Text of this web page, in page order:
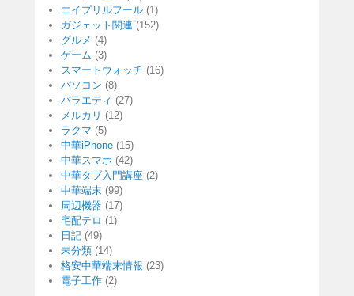
エイプリルフール (1)
ガジェット関連 (152)
グルメ (4)
ゲーム (3)
スマートウォッチ (16)
パソコン (8)
バラエティ (27)
メルカリ (12)
ラクマ (5)
中華iPhone (15)
中華スマホ (42)
中華タブ入門講座 (2)
中華端末 (99)
周辺機器 (17)
宅配テロ (1)
日記 (49)
未分類 (14)
格安中華端末情報 (23)
電子工作 (2)